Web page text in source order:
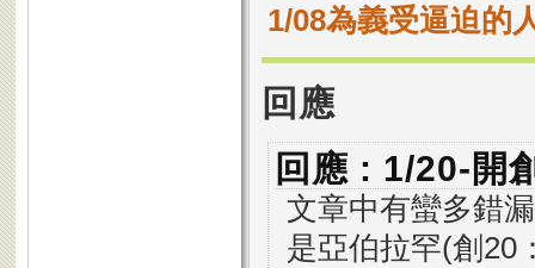
1/08為義受逼迫的
回應
回應 : 1/20-開
文章中有蠻多錯
是亞伯拉罕(創20